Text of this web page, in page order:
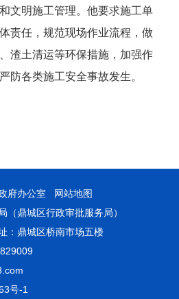
文明施工管理。他要求施工单
责任，规范现场作业流程，做
渣土清运等环保措施，加强作
防各类施工安全事故发生。
府办公室 网站地图
（鼎城区行政审批服务局）
：鼎城区桥南市场五楼
号-1